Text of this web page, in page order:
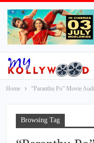
Home “Paranthu Po” Movie
Browsing Tag